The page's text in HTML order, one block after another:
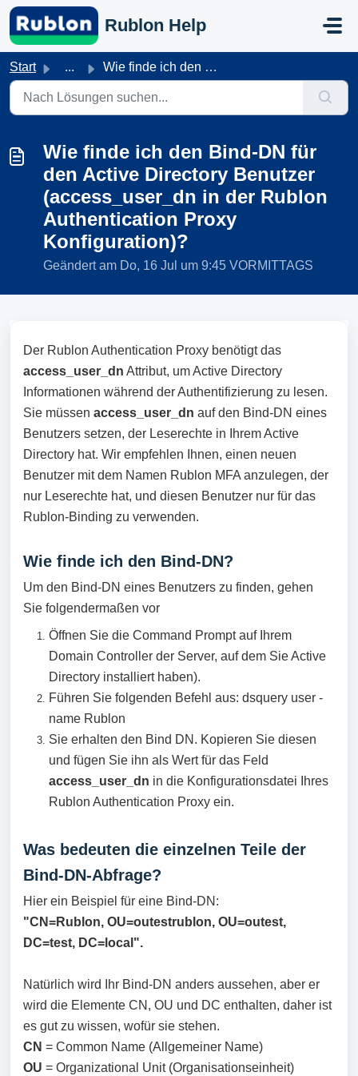
Zum hauptsächlichen Inhalt gehen
Rublon Help
Start ... Wie finde ich den Bind-DN für den Active Directory Benutz...
Wie finde ich den Bind-DN für
den Active Directory Benutzer
(access_user_dn in der Rublon
Authentication Proxy
Konfiguration)?
Geändert am Do, 16 Jul um 9:45 VORMITTAGS
Der Rublon Authentication Proxy benötigt das
access_user_dn Attribut, um Active Directory
Informationen während der Authentifizierung zu lesen.
Sie müssen access_user_dn auf den Bind-DN eines
Benutzers setzen, der Leserechte in Ihrem Active
Directory hat. Wir empfehlen Ihnen, einen neuen
Benutzer mit dem Namen Rublon MFA anzulegen, der
nur Leserechte hat, und diesen Benutzer nur für das
Rublon-Binding zu verwenden.
Wie finde ich den Bind-DN?
Um den Bind-DN eines Benutzers zu finden, gehen
Sie folgendermaßen vor
Öffnen Sie die Command Prompt auf Ihrem
Domain Controller der Server, auf dem Sie Active
Directory installiert haben).
Führen Sie folgenden Befehl aus: dsquery user -
name Rublon
Sie erhalten den Bind DN. Kopieren Sie diesen
und fügen Sie ihn als Wert für das Feld
access_user_dn in die Konfigurationsdatei Ihres
Rublon Authentication Proxy ein.
Was bedeuten die einzelnen Teile der
Bind-DN-Abfrage?
Hier ein Beispiel für eine Bind-DN:
"CN=Rublon, OU=outestrublon, OU=outest,
DC=test, DC=local".
Natürlich wird Ihr Bind-DN anders aussehen, aber er
wird die Elemente CN, OU und DC enthalten, daher ist
es gut zu wissen, wofür sie stehen.
CN = Common Name (Allgemeiner Name)
OU = Organizational Unit (Organisationseinheit)